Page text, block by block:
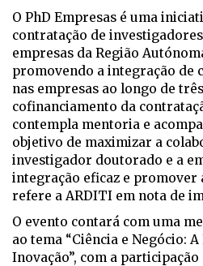
O PhD Empresas é uma
contratação de
empresas da Região
promovendo a integração de
nas empresas ao longo de
cofinanciamento da
contempla mentoria e
objetivo de maximizar a
investigador doutorado e a
integração eficaz e promover
refere a ARDITI em nota de
O evento contará com uma
ao tema “Ciência e Negócio:
Inovação”, com a participação